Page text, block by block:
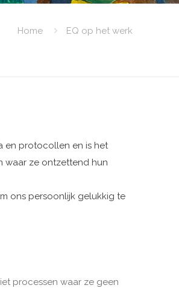
Home EQ op het werk
en protocollen en is het
waar ze ontzettend hun
ons persoonlijk gelukkig te
processen waar ze geen